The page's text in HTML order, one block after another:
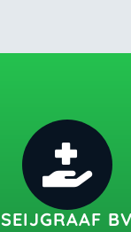
SEIJGRAAF BV